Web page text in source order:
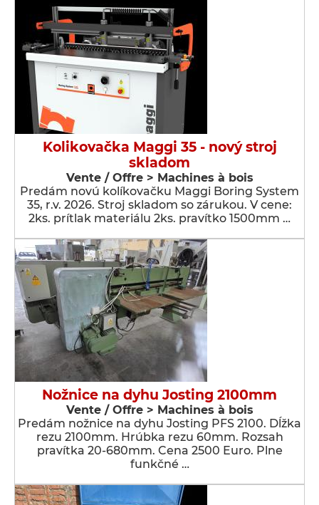
Kolikovačka Maggi 35 - nový stroj
skladom
Vente / Offre > Machines à bois
Predám novú kolíkovačku Maggi Boring System
35, r.v. 2026. Stroj skladom so zárukou. V cene:
2ks. prítlak materiálu 2ks. pravítko 1500mm …
Nožnice na dyhu Josting 2100mm
Vente / Offre > Machines à bois
Predám nožnice na dyhu Josting PFS 2100. Dĺžka
rezu 2100mm. Hrúbka rezu 60mm. Rozsah
pravítka 20-680mm. Cena 2500 Euro. Plne
funkčné …